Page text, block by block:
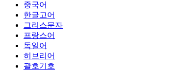
중국어
한글고어
그리스문자
프랑스어
독일어
히브리어
괄호기호